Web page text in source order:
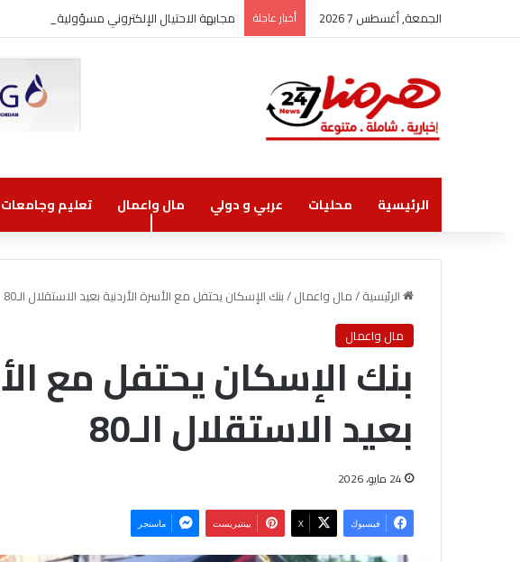
الجمعة, أغسطس 7 2026 أخبار عاجلة مجابهة الاحتيال الإلكتروني مسؤولية مشتركة
الرئيسية محليات عربي و دولي مال واعمال تعليم وجامعات
الرئيسية/مال واعمال/بنك الإسكان يحتفل مع الأسرة الأردنية بعيد الاستقلال الـ80
مال واعمال
بنك الإسكان يحتفل مع
بعيد الاستقلال الـ80
24 مايو، 2026
فيسبوك ‫X بينتيريست ماسنجر